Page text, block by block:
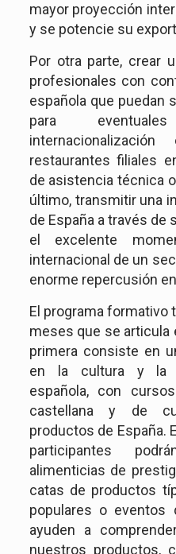
mayor proyección
y se potencie su
Por otra parte, crear
profesionales con
española que puedan
para
restaurantes filiales
de asistencia técnica
último, transmitir una
de España a través de
el excelente
internacional de un
enorme repercusión
El programa formativo
meses que se articula
primera consiste en
en la cultura y la
española, con
castellana y de
productos de España.
participantes
alimenticias de
catas de productos
populares o eventos
ayuden a
nuestros productos,